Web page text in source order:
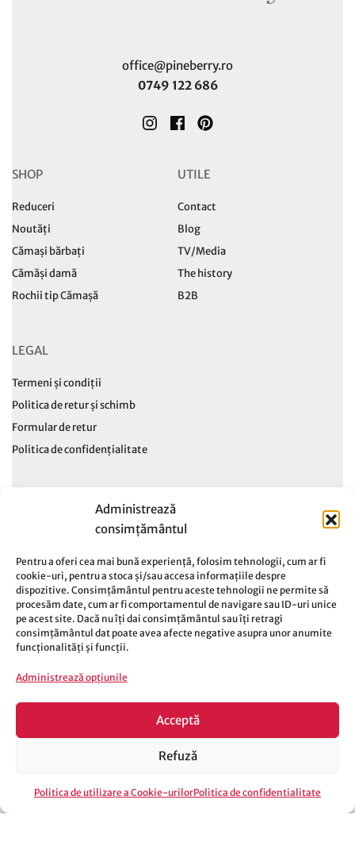
Administrează
consimțământul
Pentru a oferi cea mai bună experiență, folosim tehnologii, cum ar fi
cookie-uri, pentru a stoca și/sau accesa informațiile despre
dispozitive. Consimțământul pentru aceste tehnologii ne permite să
procesăm date, cum ar fi comportamentul de navigare sau ID-uri unice
pe acest site. Dacă nu îți dai consimțământul sau îți retragi
consimțământul dat poate avea afecte negative asupra unor anumite
funcționalități și funcții.
Administrează opțiunile
Acceptă
Refuză
Politica de utilizare a Cookie-urilorPolitica de confidentialitate
office@pineberry.ro
0749 122 686
SHOP
Reduceri
Noutăți
Cămași bărbați
Cămăși damă
Rochii tip Cămașă
UTILE
Contact
Blog
TV/Media
The history
B2B
LEGAL
Termeni și condiții
Politica de retur și schimb
Formular de retur
Politica de confidențialitate
© Copyright 2026 Pineberry.
SELECTAȚI OPȚIUNILE De la 100,00 lei